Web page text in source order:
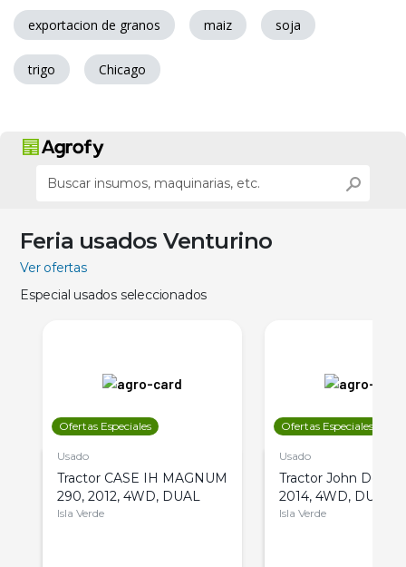
exportacion de granos maiz soja
trigo Chicago
Feria usados Venturino
Ver ofertas
Especial usados seleccionados
Ofertas Especiales
Usado
Tractor CASE IH MAGNUM
290, 2012, 4WD, DUAL
Isla Verde
Ofertas Especiales
Usado
Tractor John Deere
2014, 4WD, DUAL
Isla Verde